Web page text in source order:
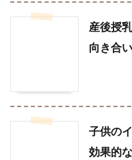
産後授
向き合
子供の
効果的